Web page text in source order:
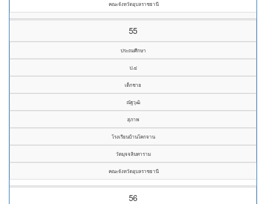
คณะจังหวัดอุบลราชธานี
55
ประถมศึกษา
ป.๔
เด็กชาย
ณัฐวุฒิ
สุภาพ
โรงเรียนบ้านโคกจาน
วัดมุจจลินทาราม
คณะจังหวัดอุบลราชธานี
56